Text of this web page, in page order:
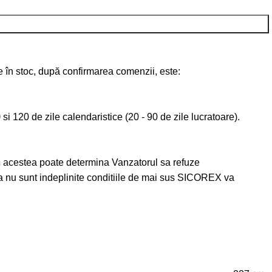
stoc, după confirmarea comenzii, este:
120 de zile calendaristice (20 - 90 de zile lucratoare).
poate determina Vanzatorul sa refuze
nu sunt indeplinite conditiile de mai sus SICOREX va